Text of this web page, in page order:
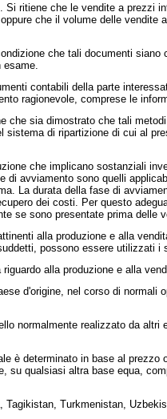
ritiene che le vendite a prezzi
che il volume delle
che tali documenti siano
esame.
contabili della parte
ragionevole, comprese le
sia dimostrato che tali
di ripartizione di cui al
che implicano sostanziali
avviamento sono quelli
La durata della fase di
dei costi. Per questo
se sono presentate prima delle
alla produzione e alla
possono essere utilizzati i
alla produzione e alla
d'origine, nel corso di normali
realizzato da altri
determinato in base al
qualsiasi altra base equa,
Tagikistan, Turkmenistan,